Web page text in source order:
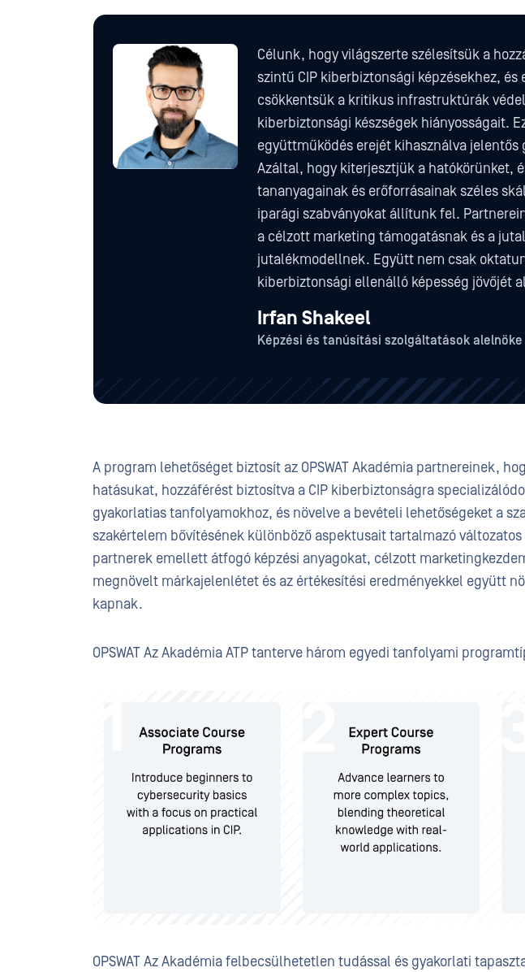
Célunk, hogy világszerte szélesítsük a
szintű CIP kiberbiztonsági képzésekhez, és
csökkentsük a kritikus infrastruktúrák
kiberbiztonsági készségek hiányosságait.
együttműködés erejét kihasználva jelentős
Azáltal, hogy kiterjesztjük a hatókörünket,
tananyagainak és erőforrásainak széles
iparági szabványokat állítunk fel.
a célzott marketing támogatásnak és a
jutalékmodellnek. Együtt nem csak
kiberbiztonsági ellenálló képesség jövőjét
Irfan Shakeel
Képzési és tanúsítási szolgáltatások alelnöke
A program lehetőséget biztosít az OPSWAT Akadémia partnereinek,
hatásukat, hozzáférést biztosítva a CIP kiberbiztonságra
gyakorlatias tanfolyamokhoz, és növelve a bevételi lehetőségeket a
szakértelem bővítésének különböző aspektusait tartalmazó
partnerek emellett átfogó képzési anyagokat, célzott
megnövelt márkajelenlétet és az értékesítési eredményekkel együtt
kapnak.
OPSWAT Az Akadémia ATP tanterve három egyedi tanfolyami
OPSWAT Az Akadémia felbecsülhetetlen tudással és gyakorlati